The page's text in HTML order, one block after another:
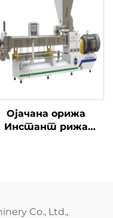
Ојачана орижа
Инстант рижа
Co., Ltd.,